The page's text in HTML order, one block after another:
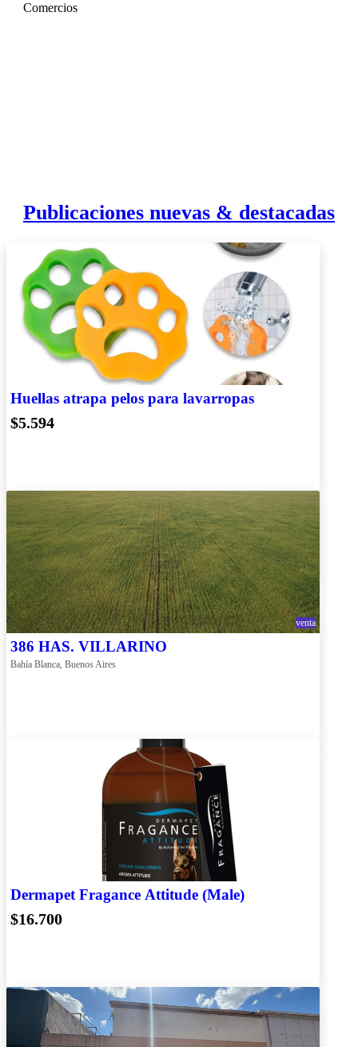
Comercios
Publicaciones nuevas & destacadas
Huellas atrapa pelos para lavarropas
$5.594
venta
386 HAS. VILLARINO
Bahía Blanca, Buenos Aires
Dermapet Fragance Attitude (Male)
$16.700